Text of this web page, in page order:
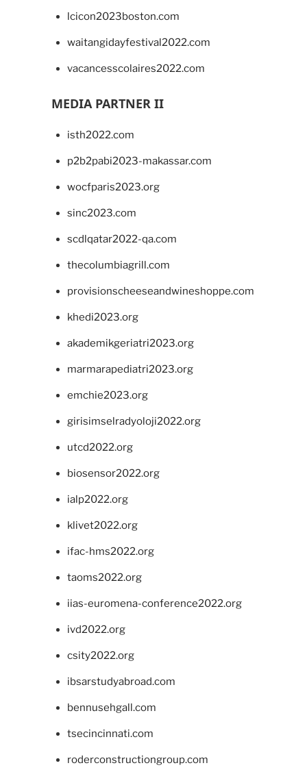
lcicon2023boston.com
waitangidayfestival2022.com
vacancesscolaires2022.com
MEDIA PARTNER II
isth2022.com
p2b2pabi2023-makassar.com
wocfparis2023.org
sinc2023.com
scdlqatar2022-qa.com
thecolumbiagrill.com
provisionscheeseandwineshoppe.com
khedi2023.org
akademikgeriatri2023.org
marmarapediatri2023.org
emchie2023.org
girisimselradyoloji2022.org
utcd2022.org
biosensor2022.org
ialp2022.org
klivet2022.org
ifac-hms2022.org
taoms2022.org
iias-euromena-conference2022.org
ivd2022.org
csity2022.org
ibsarstudyabroad.com
bennusehgall.com
tsecincinnati.com
roderconstructiongroup.com